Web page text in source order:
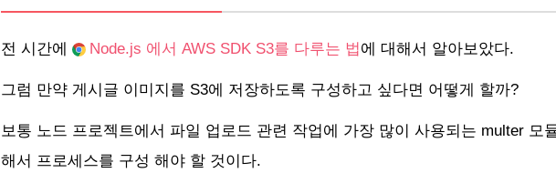
전 시간에 Node.js 에서 AWS SDK S3를 다루는 법에 대해서 알아보았다.
그럼 만약 게시글 이미지를 S3에 저장하도록 구성하고 싶다면 어떻게 할까?
보통 노드 프로젝트에서 파일 업로드 관련 작업에 가장 많이 사용되는 multer 모
해서 프로세스를 구성 해야 할 것이다.